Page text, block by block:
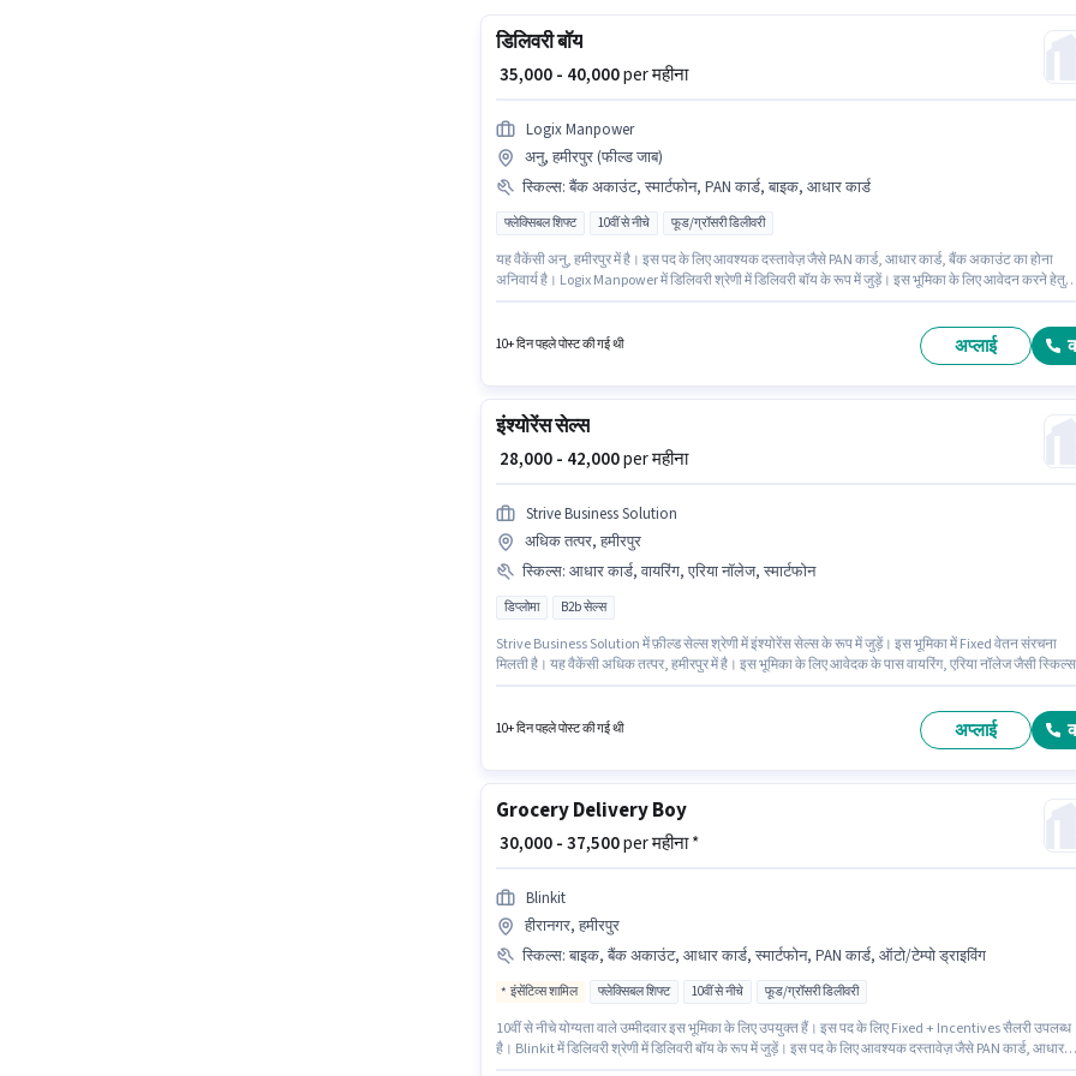
डिलिवरी बॉय
₹ 35,000 - 40,000per महीना
Logix Manpower
अनु, हमीरपुर (फील्ड जाब)
स्किल्स: बैंक अकाउंट, स्मार्टफोन, PAN कार्ड, बाइक, आधार कार्ड
फ्लेक्सिबल शिफ्ट 10वीं से नीचे फूड/ग्रॉसरी डिलीवरी
यह वैकेंसी अनु, हमीरपुर में है। इस पद के लिए आवश्यक दस्तावेज़ जैसे PAN कार्ड, आधार कार्ड, बैंक अकाउंट का होना
अनिवार्य है। Logix Manpower में डिलिवरी श्रेणी में डिलिवरी बॉय के रूप में जुड़ें। इस भूमिका के लिए आवेदन करने हेतु
10+ दिन पहले पोस्ट की गई थी अप्लाई
इंश्योरेंस सेल्स
₹ 28,000 - 42,000per महीना
Strive Business Solution
अधिक तत्पर, हमीरपुर
स्किल्स: आधार कार्ड, वायरिंग, एरिया नॉलेज, स्मार्टफोन
डिप्लोमा B2b सेल्स
Strive Business Solution में फ़ील्ड सेल्स श्रेणी में इंश्योरेंस सेल्स के रूप में जुड़ें। इस भूमिका में Fixed वेतन संरचना
मिलती है। यह वैकेंसी अधिक तत्पर, हमीरपुर में है। इस भूमिका के लिए आवेदक के पास वायरिंग, एरिया नॉलेज जैसी स्किल्स
10+ दिन पहले पोस्ट की गई थी अप्लाई
Grocery Delivery Boy
₹ 30,000 - 37,500per महीना *
Blinkit
हीरानगर, हमीरपुर
स्किल्स: बाइक, बैंक अकाउंट, आधार कार्ड, स्मार्टफोन, PAN कार्ड, ऑटो/टेम्पो ड्राइविंग
इंसेंटिव्स शामिल फ्लेक्सिबल शिफ्ट 10वीं से नीचे फूड/ग्रॉसरी डिलीवरी
10वीं से नीचे योग्यता वाले उम्मीदवार इस भूमिका के लिए उपयुक्त हैं। इस पद के लिए Fixed + Incentives सैलरी उपलब्ध
है। Blinkit में डिलिवरी श्रेणी में डिलिवरी बॉय के रूप में जुड़ें। इस पद के लिए आवश्यक दस्तावेज़ जैसे PAN कार्ड, आधार